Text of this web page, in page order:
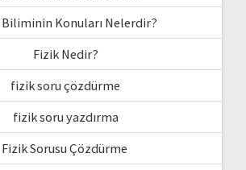
Biliminin Konuları Nelerdir?
Fizik Nedir?
fizik soru çözdürme
fizik soru yazdırma
Fizik Sorusu Çözdürme